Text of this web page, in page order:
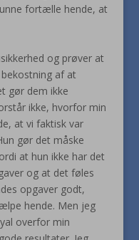
fortælle hende, at
og prøver at
af at
gør dem ikke
ikke, hvorfor min
at vi faktisk var
gør det måske
at hun ikke har det
og at det føles
opgaver godt,
hende. Men jeg
overfor min